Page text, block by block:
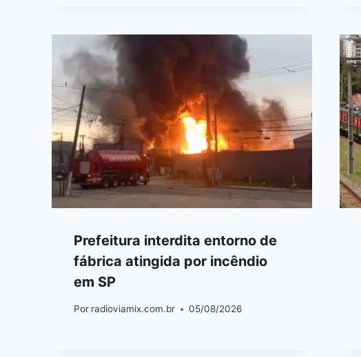
Prefeitura interdita entorno de
fábrica atingida por incêndio
em SP
Por radioviamix.com.br 05/08/2026